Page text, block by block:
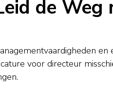
de Weg
en
voor directeur